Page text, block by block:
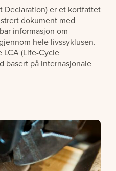
Declaration) er et kortfattet
dokument med
informasjon om
hele livssyklusen.
LCA (Life-Cycle
basert på internasjonale